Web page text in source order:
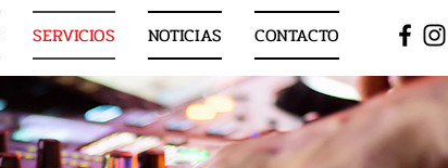
SERVICIOS NOTICIAS CONTACTO